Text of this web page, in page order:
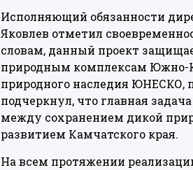
Исполняющий обязанности
Яковлев отметил
словам, данный проект
природным комплексам Южно-
природного наследия ЮНЕСКО,
подчеркнул, что главная
между сохранением дикой
развитием Камчатского края.
На всем протяжении